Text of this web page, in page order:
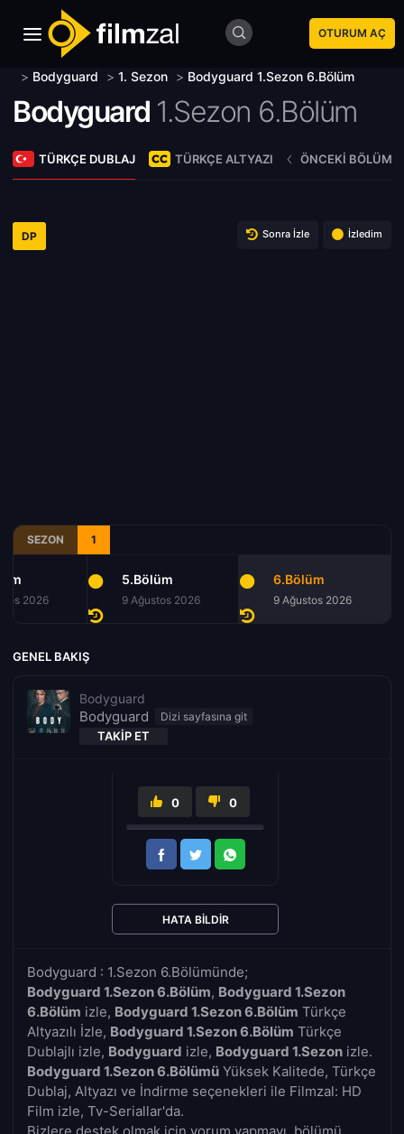
OTURUM AÇ
> Bodyguard > 1. Sezon > Bodyguard 1.Sezon 6.Bölüm
Bodyguard 1.Sezon 6.Bölüm
TÜRKÇE DUBLAJ TÜRKÇE ALTYAZI ÖNCEKI BÖLÜM
DP Sonra İzle İzledim
SEZON 1
2026
5.Bölüm
9 Ağustos 2026
6.Bölüm
9 Ağustos 2026
GENEL BAKIŞ
Bodyguard
Bodyguard
TAKIP ET
Bodyguard : 1.Sezon 6.Bölümünde;
Bodyguard 1.Sezon 6.Bölüm, Bodyguard 1.Sezon
6.Bölüm izle, Bodyguard 1.Sezon 6.Bölüm Türkçe
Altyazılı İzle, Bodyguard 1.Sezon 6.Bölüm Türkçe
Dublajlı izle, Bodyguard izle, Bodyguard 1.Sezon izle.
Bodyguard 1.Sezon 6.Bölümü Yüksek Kalitede, Türkçe
Dublaj, Altyazı ve İndirme seçenekleri ile Filmzal: HD
Film izle, Tv-Seriallar'da.
0 0
HATA BILDIR